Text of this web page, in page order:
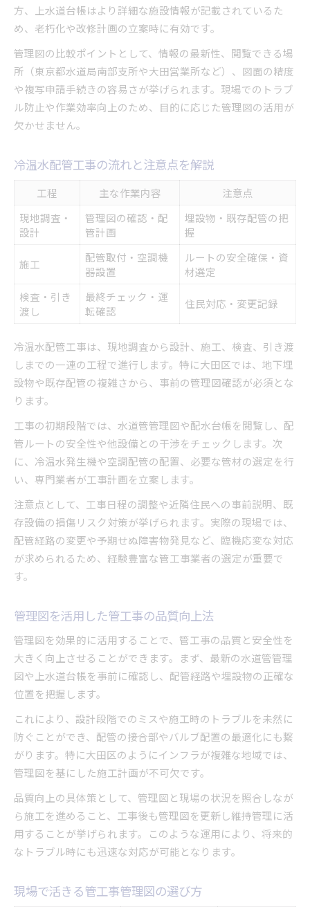
信頼できる管工事業者選定のコツを解説
業者選定時に比較したいチェックリスト
大田区で信頼される管工事業者の特徴
失敗しない管工事業者の選び方
管工事業者選びで重視すべきポイント
安心して任せられる業者の見極め方
冷温水配管工事の安心を支える事前確認の流れ
管工事前に確認すべき重要ポイント
冷温水配管工事で必要な事前準備法
トラブルを防ぐための事前確認術
現場で役立つ事前確認の流れを紹介
方、上水道台帳はより詳細な施設情報が記載されているた
め、老朽化や改修計画の立案時に有効です。
管理図の比較ポイントとして、情報の最新性、閲覧できる場
所（東京都水道局南部支所や大田営業所など）、図面の精度
や複写申請手続きの容易さが挙げられます。現場でのトラブ
ル防止や作業効率向上のため、目的に応じた管理図の活用が
欠かせません。
冷温水配管工事の流れと注意点を解説
工程 主な作業内容
注意点
現地調査・
設計
管理図の確認・配
管計画
埋設物・既存配管の把
握
施工
配管取付・空調機
器設置
ルートの安全確保・資
材選定
検査・引き
渡し
最終チェック・運
転確認
住民対応・変更記録
冷温水配管工事は、現地調査から設計、施工、検査、引き渡
しまでの一連の工程で進行します。特に大田区では、地下埋
設物や既存配管の複雑さから、事前の管理図確認が必須とな
ります。
工事の初期段階では、水道管管理図や配水台帳を閲覧し、配
管ルートの安全性や他設備との干渉をチェックします。次
に、冷温水発生機や空調配管の配置、必要な管材の選定を行
い、専門業者が工事計画を立案します。
注意点として、工事日程の調整や近隣住民への事前説明、既
存設備の損傷リスク対策が挙げられます。実際の現場では、
配管経路の変更や予期せぬ障害物発見など、臨機応変な対応
が求められるため、経験豊富な管工事業者の選定が重要で
す。
管理図を活用した管工事の品質向上法
管理図を効果的に活用することで、管工事の品質と安全性を
大きく向上させることができます。まず、最新の水道管管理
図や上水道台帳を事前に確認し、配管経路や埋設物の正確な
位置を把握します。
これにより、設計段階でのミスや施工時のトラブルを未然に
防ぐことができ、配管の接合部やバルブ配置の最適化にも繋
がります。特に大田区のようにインフラが複雑な地域では、
管理図を基にした施工計画が不可欠です。
品質向上の具体策として、管理図と現場の状況を照合しなが
ら施工を進めること、工事後も管理図を更新し維持管理に活
用することが挙げられます。このような運用により、将来的
なトラブル時にも迅速な対応が可能となります。
現場で活きる管工事管理図の選び方